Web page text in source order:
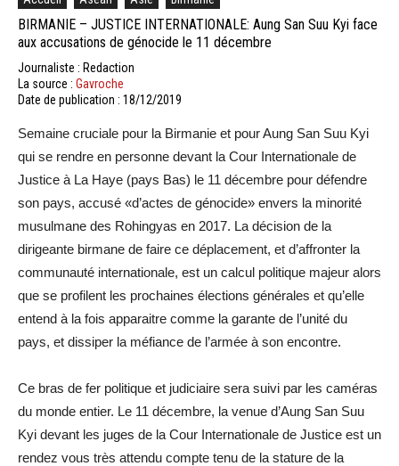
BIRMANIE – JUSTICE INTERNATIONALE: Aung San Suu Kyi face
aux accusations de génocide le 11 décembre
Journaliste : Redaction
La source : Gavroche
Date de publication : 18/12/2019
Semaine cruciale pour la Birmanie et pour Aung San Suu Kyi
qui se rendre en personne devant la Cour Internationale de
Justice à La Haye (pays Bas) le 11 décembre pour défendre
son pays, accusé «d’actes de génocide» envers la minorité
musulmane des Rohingyas en 2017. La décision de la
dirigeante birmane de faire ce déplacement, et d’affronter la
communauté internationale, est un calcul politique majeur alors
que se profilent les prochaines élections générales et qu’elle
entend à la fois apparaitre comme la garante de l’unité du
pays, et dissiper la méfiance de l’armée à son encontre.
Ce bras de fer politique et judiciaire sera suivi par les caméras
du monde entier. Le 11 décembre, la venue d’Aung San Suu
Kyi devant les juges de la Cour Internationale de Justice est un
rendez vous très attendu compte tenu de la stature de la